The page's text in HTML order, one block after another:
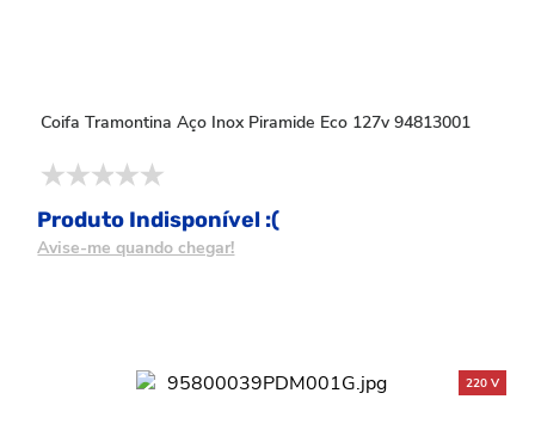
Coifa Tramontina Aço Inox Piramide Eco 127v 94813001
Produto Indisponível :(
Avise-me quando chegar!